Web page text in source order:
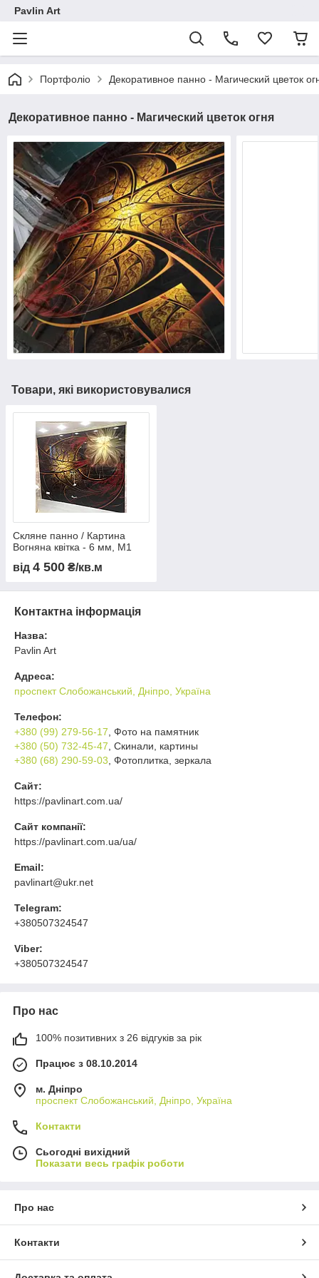
Pavlin Art
Портфоліо Декоративное панно - Магический цветок
Декоративное панно - Магический цветок огня
Товари, які використовувалися
Скляне панно / Картина
Вогняна квітка - 6 мм, М1
від 4 500 ₴/кв.м
Контактна інформація
Назва:
Pavlin Art
Адреса:
проспект Слобожанський, Дніпро, Україна
Телефон:
+380 (99) 279-56-17 , Фото на памятник
+380 (50) 732-45-47 , Скинали, картины
+380 (68) 290-59-03 , Фотоплитка, зеркала
Сайт:
https://pavlinart.com.ua/
Сайт компанії:
https://pavlinart.com.ua/ua/
Email:
pavlinart@ukr.net
Telegram:
+380507324547
Viber:
+380507324547
Про нас
100% позитивних з 26 відгуків за рік
Працює з 08.10.2014
м. Дніпро
проспект Слобожанський, Дніпро, Україна
Контакти
Сьогодні вихідний
Показати весь графік роботи
Про нас
Контакти